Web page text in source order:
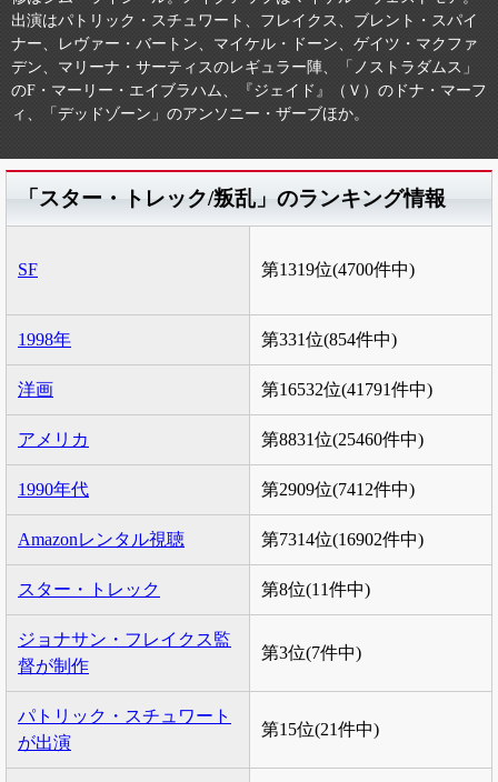
出演はパトリック・スチュワート、フレイクス、ブレント・スパイ
ナー、レヴァー・バートン、マイケル・ドーン、ゲイツ・マクファ
デン、マリーナ・サーティスのレギュラー陣、「ノストラダムス」
のF・マーリー・エイブラハム、『ジェイド』（Ｖ）のドナ・マーフ
ィ、「デッドゾーン」のアンソニー・ザーブほか。
「スター・トレック/叛乱」のランキング情報
SF 第1319位(4700件中)
1998年 第331位(854件中)
洋画 第16532位(41791件中)
アメリカ 第8831位(25460件中)
1990年代 第2909位(7412件中)
Amazonレンタル視聴 第7314位(16902件中)
スター・トレック 第8位(11件中)
ジョナサン・フレイクス監
督が制作
第3位(7件中)
パトリック・スチュワート
が出演
第15位(21件中)